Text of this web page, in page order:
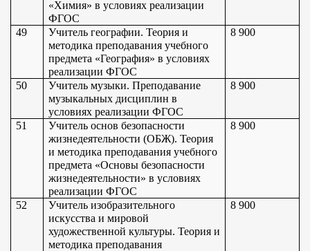
«Химия» в условиях реализации
ФГОС
49
Учитель географии. Теория и
методика преподавания учебного
предмета «География» в условиях
реализации ФГОС
8 900
50
Учитель музыки. Преподавание
музыкальных дисциплин в
условиях реализации ФГОС
8 900
51
Учитель основ безопасности
жизнедеятельности (ОБЖ). Теория
и методика преподавания учебного
предмета «Основы безопасности
жизнедеятельности» в условиях
реализации ФГОС
8 900
52
Учитель изобразительного
искусства и мировой
художественной культуры. Теория и
методика преподавания
8 900